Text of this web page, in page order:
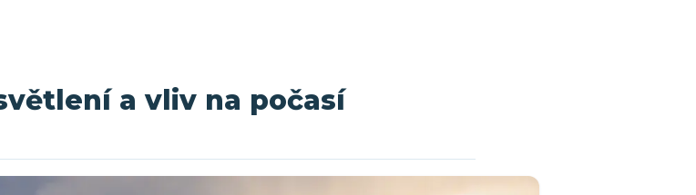
a vliv na počasí